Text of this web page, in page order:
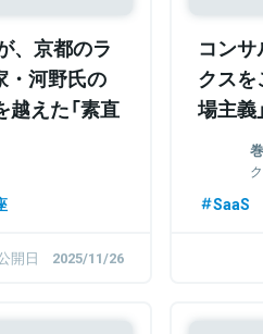
、京都のラ
・河野氏の
越えた「素直
開日 2025/11/26
コン
クス
場主義
ドへ
CFO巻
SaaS